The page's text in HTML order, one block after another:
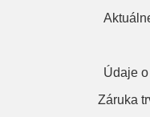
Údaje
Záruka